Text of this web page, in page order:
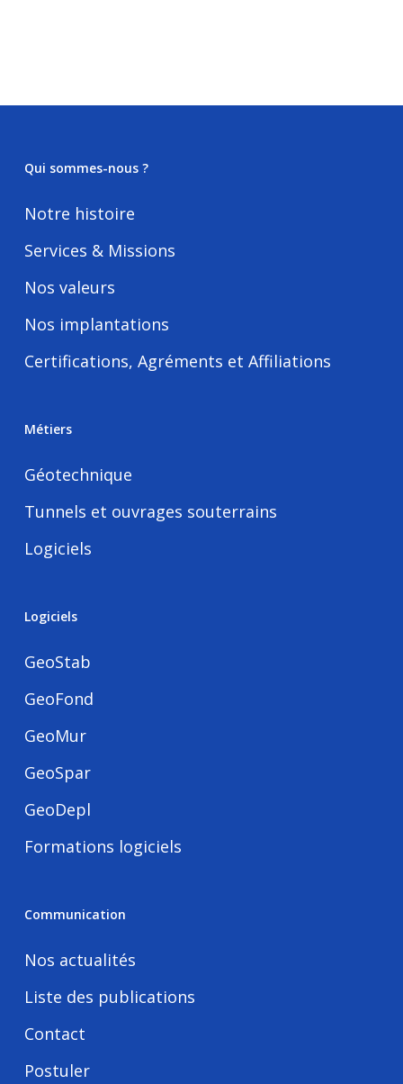
Qui sommes-nous ?
Notre histoire
Services & Missions
Nos valeurs
Nos implantations
Certifications, Agréments et Affiliations
Métiers
Géotechnique
Tunnels et ouvrages souterrains
Logiciels
Logiciels
GeoStab
GeoFond
GeoMur
GeoSpar
GeoDepl
Formations logiciels
Communication
Nos actualités
Liste des publications
Contact
Postuler